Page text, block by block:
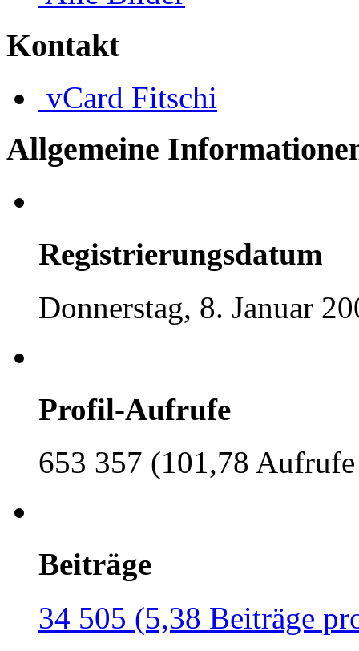
Kontakt
vCard Fitschi
Allgemeine
Registrierungsdatum
Donnerstag, 8. Januar
Profil-Aufrufe
653 357 (101,78
Beiträge
34 505 (5,38 Beiträge